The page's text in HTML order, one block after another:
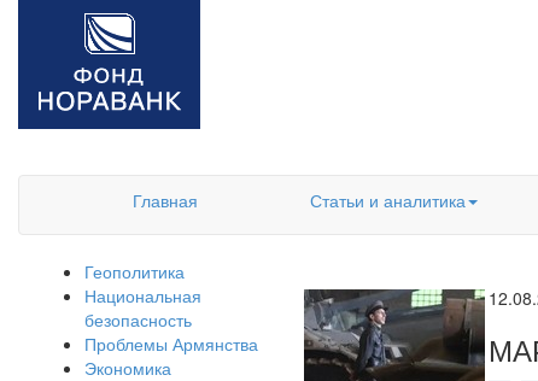
Главная
Статьи и аналитика
Геополитика
Национальная
безопасность
Проблемы Армянства
Экономика